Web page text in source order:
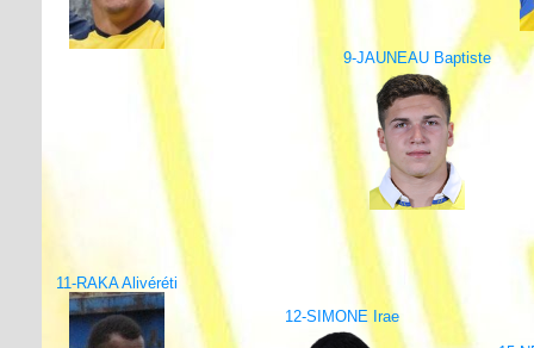
9-JAUNEAU Baptiste
11-RAKA Alivéréti
12-SIMONE Irae